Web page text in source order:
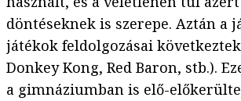
döntéseknek is szerepe. Aztán a
játékok feldolgozásai következtek
Donkey Kong, Red Baron, stb.).
a gimnáziumban is elő-